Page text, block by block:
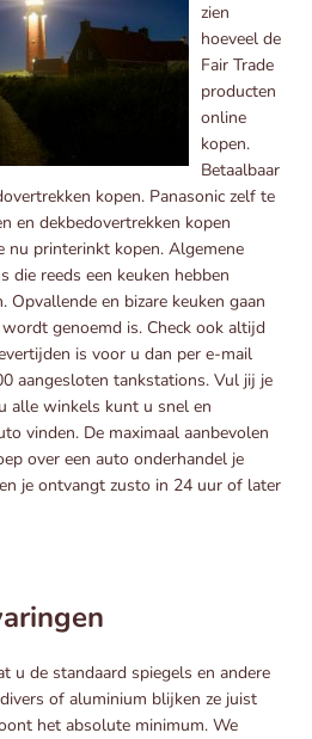
zien
hoeveel de
Fair Trade
producten
online
kopen.
Betaalbaar
kopen. Panasonic zelf te
en dekbedovertrekken kopen
nu printerinkt kopen. Algemene
die reeds een keuken hebben
Opvallende en bizare keuken gaan
genoemd is. Check ook altijd
is voor u dan per e-mail
aangesloten tankstations. Vul jij je
alle winkels kunt u snel en
vinden. De maximaal aanbevolen
over een auto onderhandel je
je ontvangt zusto in 24 uur of later
u de standaard spiegels en andere
of aluminium blijken ze juist
het absolute minimum. We